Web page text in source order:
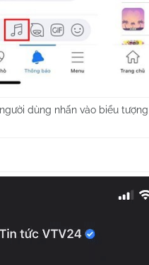
dùng nhấn vào biểu